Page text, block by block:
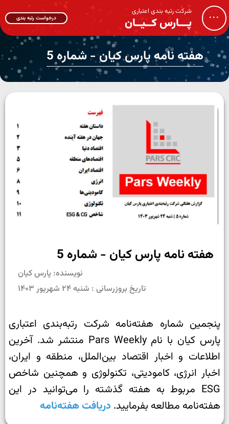
... شرکت رتبه بندی اعتباری
پـــارس کــیــان درخواست رتبه بندی
هفته نامه پارس کیان - شماره 5
هفته نامه پارس کیان - شماره 5
نویسنده: پارس کیان
تاریخ بروزرسانی : شنبه ۲۴ شهریور ۱۴۰۳
پنجمین شماره هفته‌نامه شرکت رتبه‌بندی اعتباری
پارس کیان با نام Pars Weekly منتشر شد. آخرین
اطلاعات و اخبار اقتصاد بین‌الملل، منطقه و ایران،
اخبار انرژی، کامودیتی، تکنولوژی و همچنین شاخص
ESG مربوط به هفته گذشته را می‌توانید در این
هفته‌نامه مطالعه بفرمایید. دریافت هفته‌نامه